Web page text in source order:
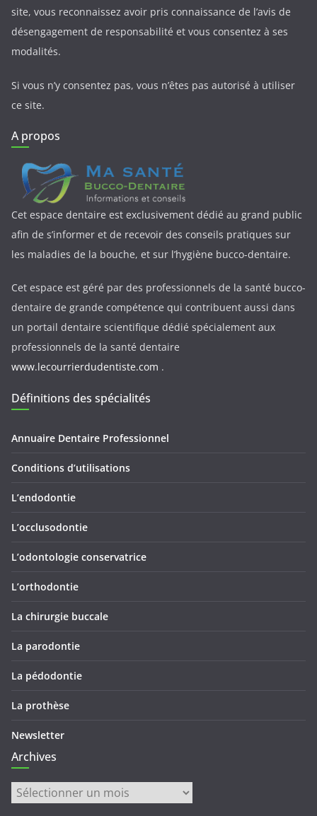
site, vous reconnaissez avoir pris connaissance de l’avis de
désengagement de responsabilité et vous consentez à ses
modalités.
Si vous n’y consentez pas, vous n’êtes pas autorisé à utiliser
ce site.
A propos
Cet espace dentaire est exclusivement dédié au grand public
afin de s’informer et de recevoir des conseils pratiques sur
les maladies de la bouche, et sur l’hygiène bucco-dentaire.
Cet espace est géré par des professionnels de la santé bucco-
dentaire de grande compétence qui contribuent aussi dans
un portail dentaire scientifique dédié spécialement aux
professionnels de la santé dentaire
www.lecourrierdudentiste.com .
Définitions des spécialités
Annuaire Dentaire Professionnel
Conditions d’utilisations
L’endodontie
L’occlusodontie
L’odontologie conservatrice
L’orthodontie
La chirurgie buccale
La parodontie
La pédodontie
La prothèse
Newsletter
Archives
Archives